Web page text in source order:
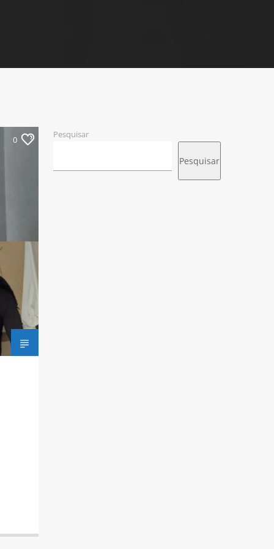
0 Pesquisar
Pesquisar